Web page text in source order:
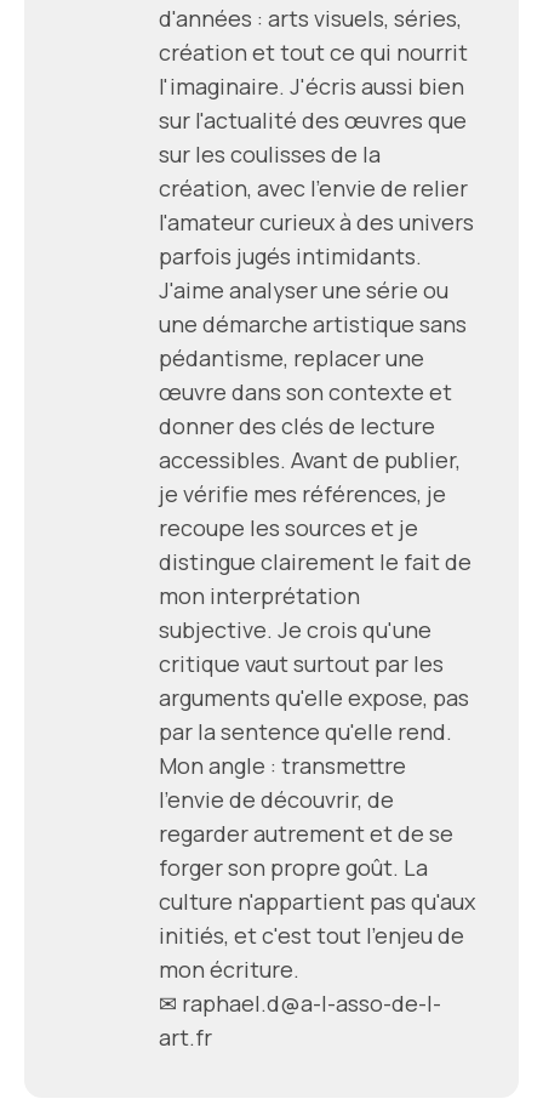
d'années : arts visuels, séries,
création et tout ce qui nourrit
l'imaginaire. J'écris aussi bien
sur l'actualité des œuvres que
sur les coulisses de la
création, avec l'envie de relier
l'amateur curieux à des univers
parfois jugés intimidants.
J'aime analyser une série ou
une démarche artistique sans
pédantisme, replacer une
œuvre dans son contexte et
donner des clés de lecture
accessibles. Avant de publier,
je vérifie mes références, je
recoupe les sources et je
distingue clairement le fait de
mon interprétation
subjective. Je crois qu'une
critique vaut surtout par les
arguments qu'elle expose, pas
par la sentence qu'elle rend.
Mon angle : transmettre
l'envie de découvrir, de
regarder autrement et de se
forger son propre goût. La
culture n'appartient pas qu'aux
initiés, et c'est tout l'enjeu de
mon écriture.
✉ raphael.d@a-l-asso-de-l-
art.fr